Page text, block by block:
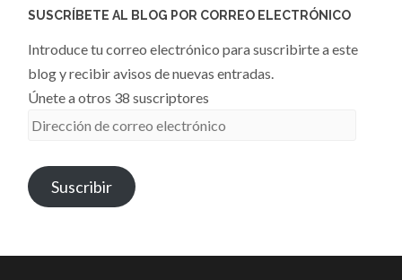
SUSCRÍBETE AL BLOG POR CORREO ELECTRÓNICO
Introduce tu correo electrónico para suscribirte a este
blog y recibir avisos de nuevas entradas.
Únete a otros 38 suscriptores
Dirección
correo
electrónico
Suscribir